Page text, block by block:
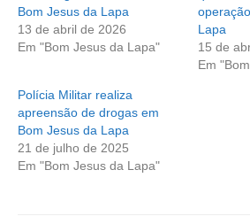
Bom Jesus da Lapa
13 de abril de 2026
Em "Bom Jesus da Lapa"
Lapa
15 de
Em
Polícia Militar realiza
apreensão de drogas em
Bom Jesus da Lapa
21 de julho de 2025
Em "Bom Jesus da Lapa"